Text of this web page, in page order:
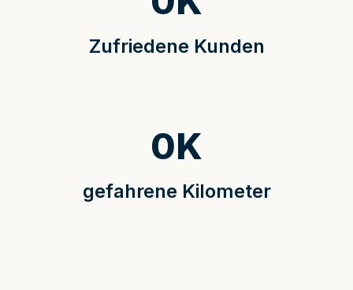
Zufriedene Kunden
gefahrene Kilometer
0K